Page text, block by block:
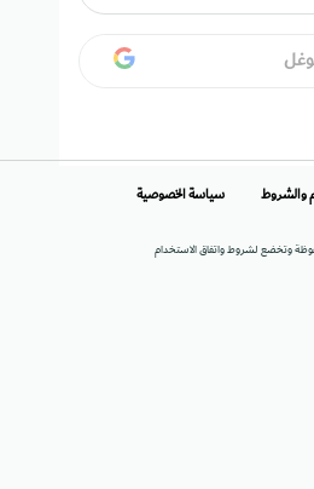
وتخضع لشروط واتفاق الاستخدام
والشروط سياسة الخصوصية